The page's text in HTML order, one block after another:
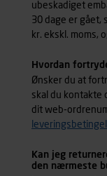
ubeskadiget
30 dage er gået,
kr. ekskl. moms,
Hvordan
Ønsker du at
skal du kontakte
dit web-
Kan jeg
den nærmeste